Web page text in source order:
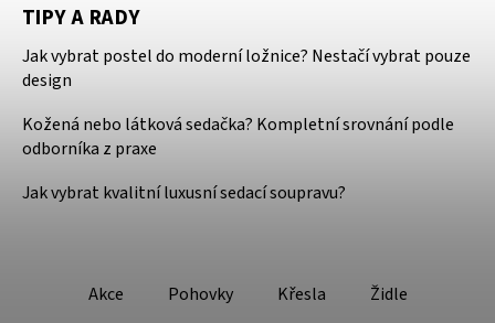
TIPY A RADY
Jak vybrat postel do moderní ložnice? Nestačí vybrat pouze
design
Kožená nebo látková sedačka? Kompletní srovnání podle
odborníka z praxe
Jak vybrat kvalitní luxusní sedací soupravu?
Akce Pohovky Křesla
Židle